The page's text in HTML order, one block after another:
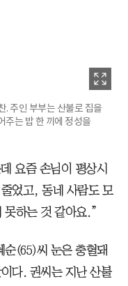
. 주인 부부는 산불로 집을
주는 밥 한 끼에 정성을
요즘 손님이 평상시
었고, 동네 사람도 모
못하는 것 같아요.”
(65)씨 눈은 충혈돼
다. 권씨는 지난 산불